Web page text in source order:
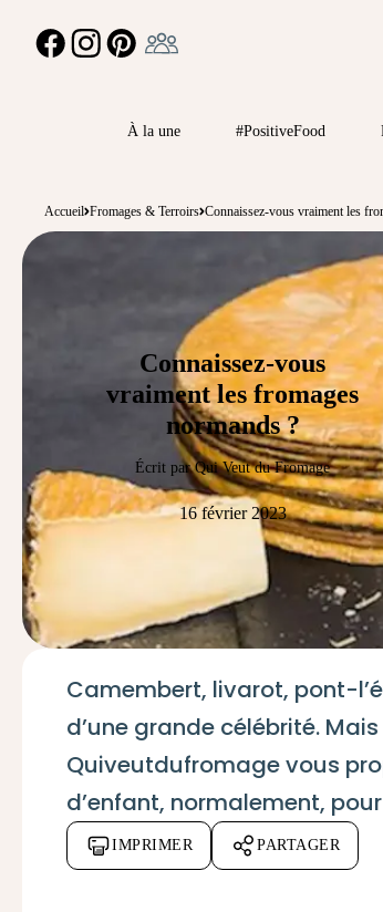
FACEBOOKINSTAGRAMPINTEREST
À la une #PositiveFood
Accueil Fromages & Terroirs Connaissez-vous vraiment les
Connaissez-vous
vraiment les fromages
normands ?
Écrit par Qui Veut du Fromage
16 février 2023
Camembert, livarot, pont-
d’une grande célébrité.
Quiveutdufromage vous
d’enfant, normalement,
IMPRIMER PARTAGER